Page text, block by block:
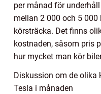
per månad för
mellan 2 000 och 5 000
körsträcka. Det finns
kostnaden, såsom pris
hur mycket man kör
Diskussion om de olika
Tesla i månaden